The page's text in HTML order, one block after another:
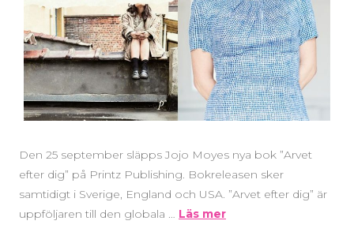
Den 25 september släpps Jojo Moyes nya bok ”Arvet
efter dig” på Printz Publishing. Bokreleasen sker
samtidigt i Sverige, England och USA. ”Arvet efter dig” är
uppföljaren till den globala … Läs mer